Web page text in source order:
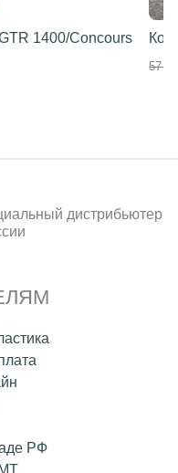
1400/Concours
57
дистрибьютер
РФ